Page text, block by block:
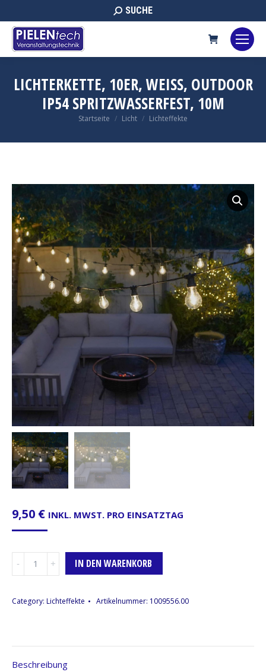
Search:
SUCHE
LICHTERKETTE, 10ER, WEISS, OUTDOOR
IP54 SPRITZWASSERFEST, 10M
Sie befinden sich hier:
Startseite Licht Lichteffekte
9,50 € INKL. MWST. PRO EINSATZTAG
Outdoor
IN DEN WARENKORB
Category: Lichteffekte Artikelnummer: 1009556.00
Beschreibung